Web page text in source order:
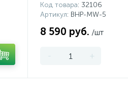
Код товара: 32106
Артикул: BHP-MW-5
8 590 руб. /шт
- +